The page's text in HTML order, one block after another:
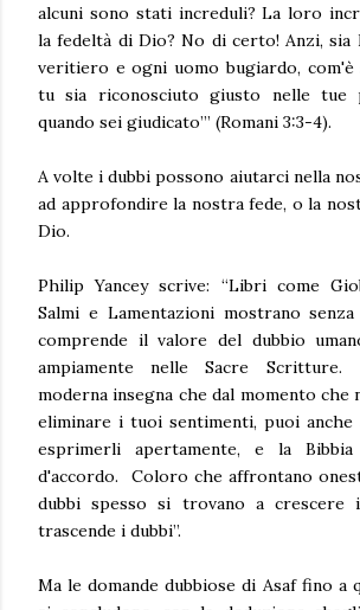
alcuni sono stati increduli? La loro
la fedeltà di Dio? No di certo! Anzi, sia
veritiero e ogni uomo bugiardo, com'è
tu sia riconosciuto giusto nelle
quando sei giudicato’” (Romani 3:3-4).
A volte i dubbi possono aiutarci nella
ad approfondire la nostra fede, o la
Dio.
Philip Yancey scrive: “Libri come
Salmi e Lamentazioni mostrano
comprende il valore del dubbio
ampiamente nelle Sacre
moderna insegna che dal momento che
eliminare i tuoi sentimenti, puoi anche
esprimerli apertamente, e la Bibbia
d'accordo. Coloro che affrontano
dubbi spesso si trovano a crescere
trascende i dubbi”.
Ma le domande dubbiose di Asaf fino a